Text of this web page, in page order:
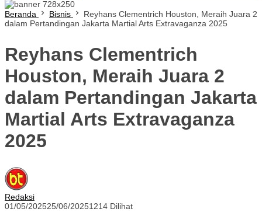
Beranda Bisnis
Reyhans Clementrich Houston, Meraih Juara 2
dalam Pertandingan Jakarta Martial Arts Extravaganza 2025
Reyhans Clementrich
Houston, Meraih Juara 2
dalam Pertandingan Jakarta
Martial Arts Extravaganza
2025
Redaksi
01/05/202525/06/20251214 Dilihat